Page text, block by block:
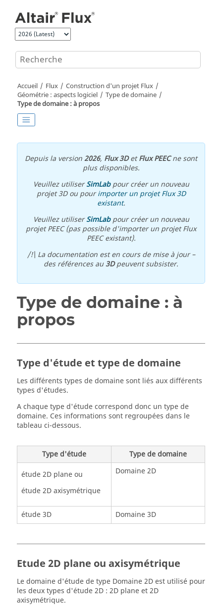
Accueil Flux
Construction d'un projet Flux
Géométrie : aspects logiciel
Type de domaine
Type de domaine : à propos
Depuis la version2026, Flux 3DetFlux PEECne sont
plus disponibles.
Veuillez utiliserSimLabpour créer un nouveau
projet 3D ou pourimporter un projet Flux 3D
existant.
Veuillez utiliserSimLabpour créer un nouveau
projet PEEC (pas possible d'importer un projet Flux
PEEC existant).
/!\ La documentation est en cours de mise à jour –
des références au3Dpeuvent subsister.
Type de domaine : à
propos
Type d'étude et type de domaine
Les différents types de domaine sont liés aux différents
types d'études.
A chaque type d'étude correspond donc un type de
domaine. Ces informations sont regroupées dans le
tableau ci-dessous.
Type d'étude
Type de domaine
étude 2D plane ou
étude 2D axisymétrique
Domaine 2D
étude 3D Domaine 3D
Etude 2D plane ou axisymétrique
Le domaine d'étude de type Domaine 2D est utilisé pour
les deux types d'étude 2D : 2D plane et 2D
axisymétrique.